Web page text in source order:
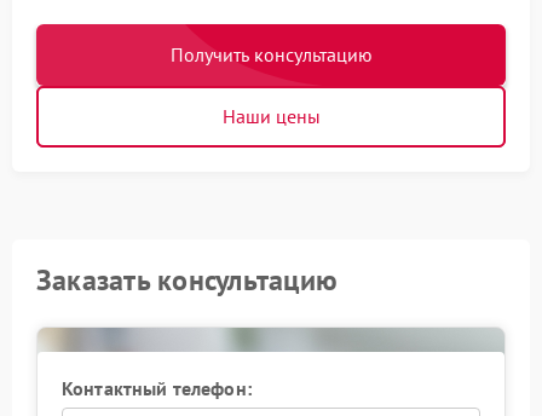
Получить консультацию
Наши цены
Заказать консультацию
Контактный телефон: